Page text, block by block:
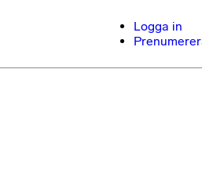
Logga in